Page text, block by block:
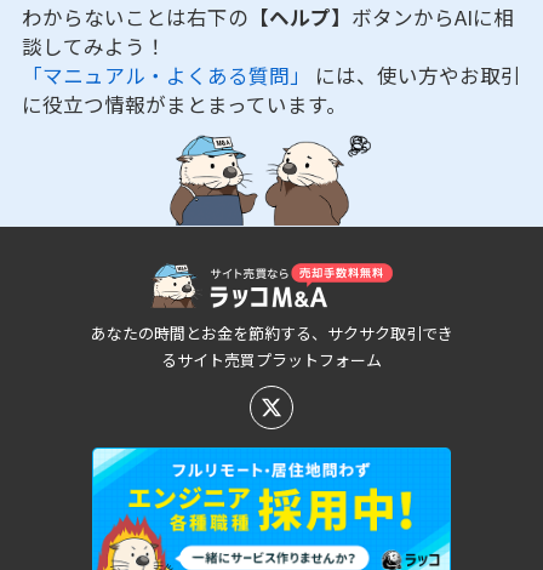
わからないことは右下の 【ヘルプ】 ボタンからAIに相
談してみよう！
「マニュアル・よくある質問」 には、使い方やお取引
に役立つ情報がまとまっています。
あなたの時間とお金を節約する、サクサク取引でき
るサイト売買プラットフォーム